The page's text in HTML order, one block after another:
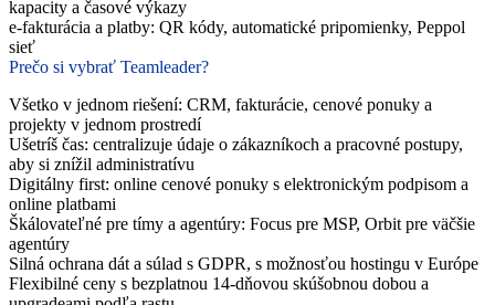
kapacity a časové výkazy
e-fakturácia a platby: QR kódy, automatické pripomienky, Peppol
sieť
Prečo si vybrať Teamleader?
Všetko v jednom riešení: CRM, fakturácie, cenové ponuky a
projekty v jednom prostredí
Ušetríš čas: centralizuje údaje o zákazníkoch a pracovné postupy,
aby si znížil administratívu
Digitálny first: online cenové ponuky s elektronickým podpisom a
online platbami
Škálovateľné pre tímy a agentúry: Focus pre MSP, Orbit pre väčšie
agentúry
Silná ochrana dát a súlad s GDPR, s možnosťou hostingu v Európe
Flexibilné ceny s bezplatnou 14-dňovou skúšobnou dobou a